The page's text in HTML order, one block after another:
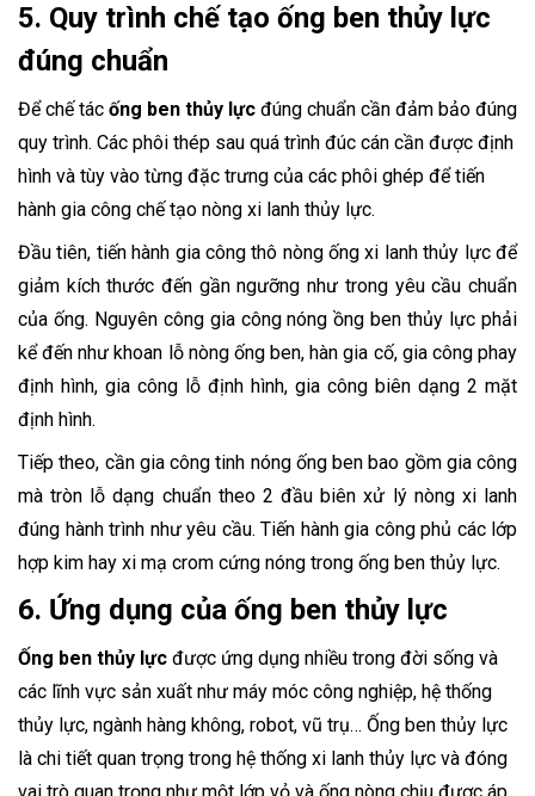
5. Quy trình chế tạo ống ben thủy lực
đúng chuẩn
Để chế tác ống ben thủy lực đúng chuẩn cần đảm bảo đúng
quy trình. Các phôi thép sau quá trình đúc cán cần được định
hình và tùy vào từng đặc trưng của các phôi ghép để tiến
hành gia công chế tạo nòng xi lanh thủy lực.
Đầu tiên, tiến hành gia công thô nòng ống xi lanh thủy lực để
giảm kích thước đến gần ngưỡng như trong yêu cầu chuẩn
của ống. Nguyên công gia công nóng ồng ben thủy lực phải
kể đến như khoan lỗ nòng ống ben, hàn gia cố, gia công phay
định hình, gia công lỗ định hình, gia công biên dạng 2 mặt
định hình.
Tiếp theo, cần gia công tinh nóng ống ben bao gồm gia công
mà tròn lỗ dạng chuẩn theo 2 đầu biên xử lý nòng xi lanh
đúng hành trình như yêu cầu. Tiến hành gia công phủ các lớp
hợp kim hay xi mạ crom cứng nóng trong ống ben thủy lực.
6. Ứng dụng của ống ben thủy lực
Ống ben thủy lực được ứng dụng nhiều trong đời sống và
các lĩnh vực sản xuất như máy móc công nghiệp, hệ thống
thủy lực, ngành hàng không, robot, vũ trụ… Ống ben thủy lực
là chi tiết quan trọng trong hệ thống xi lanh thủy lực và đóng